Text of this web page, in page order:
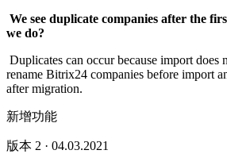
We see duplicate companies after the
we do?
Duplicates can occur because import does
rename Bitrix24 companies before import
after migration.
新增功能
版本 2 · 04.03.2021